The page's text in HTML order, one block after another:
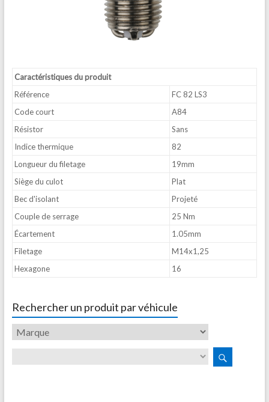
Caractéristiques du produit
Référence
FC 82 LS3
Code court
A84
Résistor
Sans
Indice thermique
82
Longueur du filetage
19mm
Siège du culot
Plat
Bec d'isolant
Projeté
Couple de serrage
25 Nm
Écartement
1.05mm
Filetage
M14x1,25
Hexagone
16
Rechercher un produit par véhicule